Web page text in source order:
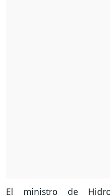
El ministro de